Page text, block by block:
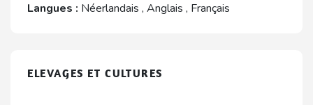
Langues : Néerlandais , Anglais , Français
ELEVAGES ET CULTURES